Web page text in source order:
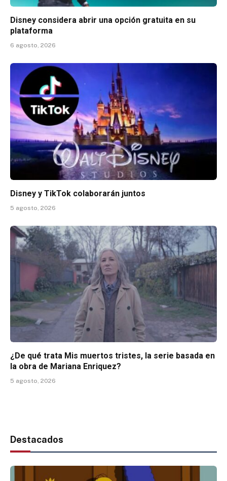
Disney considera abrir una opción gratuita en su
plataforma
6 agosto, 2026
Disney y TikTok colaborarán juntos
5 agosto, 2026
¿De qué trata Mis muertos tristes, la serie basada en
la obra de Mariana Enriquez?
5 agosto, 2026
Destacados